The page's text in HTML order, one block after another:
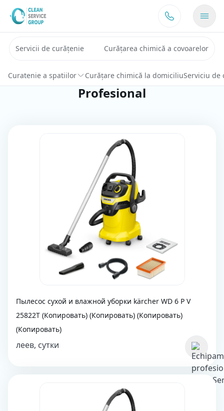
Sari la conținut
Servicii de curățenie Curățarea chimică a covoarelor
Curatenie a spatiilor Curățare chimică la domiciliuServiciu de
Profesional
Пылесос сухой и влажной уборки kärcher WD 6 P V
25822T (Копировать) (Копировать) (Копировать)
(Копировать)
леев, сутки